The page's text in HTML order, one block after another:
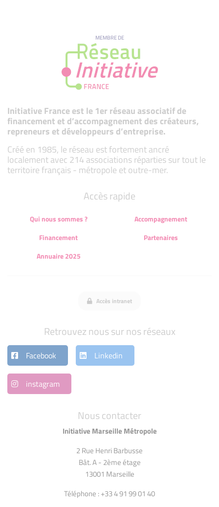
MEMBRE DE
Initiative France est le 1er réseau associatif de
financement et d’accompagnement des créateurs,
repreneurs et développeurs d’entreprise.
Créé en 1985, le réseau est fortement ancré
localement avec 214 associations réparties sur tout le
territoire français - métropole et outre-mer.
Nous contacter
Initiative Marseille Métropole
2 Rue Henri Barbusse
Bât. A - 2ème étage
13001 Marseille
Téléphone : +33 4 91 99 01 40
Accès rapide
Qui nous sommes ?
Accompagnement
Financement
Partenaires
Annuaire 2025
Accès intranet
Retrouvez nous sur nos réseaux
Facebook Linkedin
instagram